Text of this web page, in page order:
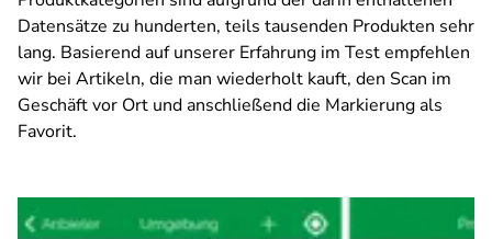
Datensätze zu hunderten, teils tausenden Produkten sehr
lang. Basierend auf unserer Erfahrung im Test empfehlen
wir bei Artikeln, die man wiederholt kauft, den Scan im
Geschäft vor Ort und anschließend die Markierung als
Favorit.